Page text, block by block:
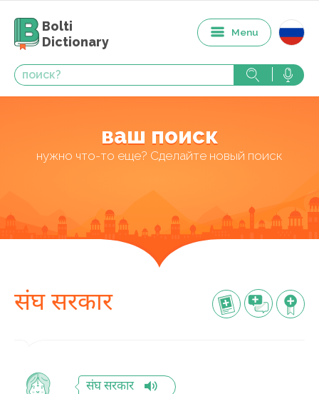
Bolti
Dictionary
Menu
ваш поиск
нужно что-то еще? Сделайте новый поиск
संघ सरकार
संघ सरकार